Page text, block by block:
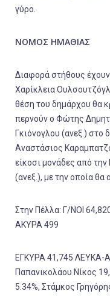
γύρο.
ΝΟΜΟΣ ΗΜΑΘΙΑΣ
Διαφορά στήθους
Χαρίκλεια
θέση του δημάρχου θα
περνούν ο Φώτης
Γκιόνογλου (ανεξ.) στο
Αναστάσιος
είκοσι μονάδες από
(ανεξ.), με την οποία θα
Στην Πέλλα: Γ/ΝΟΙ
ΑΚΥΡΑ 499
ΕΓΚΥΡΑ 41,745 ΛΕΥΚΑ-
Παπανικολάου Νίκος
5.34%, Στάμκος